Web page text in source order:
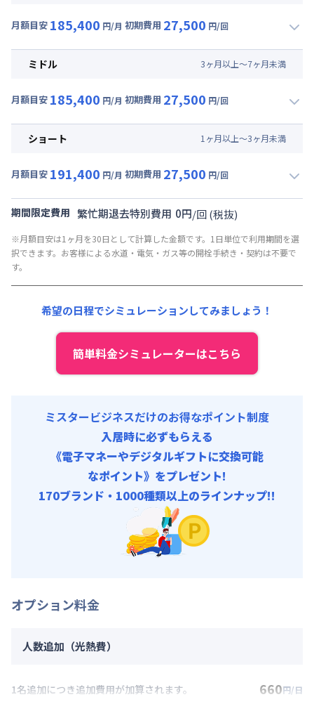
月額目安 185,400 円/月 初期費用 27,500 円/回
月額賃料目安(30日利用)
光熱費他 : 24,000円/月 (800円/日) (税抜)
その他費用 :
ミドル 3ヶ月以上～7ヶ月未満
月額目安 185,400 円/月 初期費用 27,500 円/回
月額賃料目安(30日利用)
光熱費他 : 24,000円/月 (800円/日) (税抜)
その他費用 :
ショート 1 ヶ月以上～3ヶ月未満
月額目安 191,400 円/月 初期費用 27,500 円/回
月額賃料目安(30日利用)
光熱費他 : 24,000円/月 (800円/日) (税抜)
清掃料他 :
その他費用 :
期間限定費用 繁忙期退去特別費用 0円/回(税抜)
※月額目安は1ヶ月を30日として計算した金額です。1日単位で利用期間を選
択できます。お客様による水道・電気・ガス等の開栓手続き・契約は不要で
す。
希望の日程でシミュレーションしてみましょう！
簡単料金シミュレーターはこちら
ミスタービジネスだけのお得なポイント制度
入居時に必ずもらえる
《電子マネーやデジタルギフトに交換可能
なポイント》をプレゼント!
170ブランド・1000種類以上のラインナップ!!
オプション料金
人数追加（光熱費）
1名追加につき追加費用が加算されます。 660円/日